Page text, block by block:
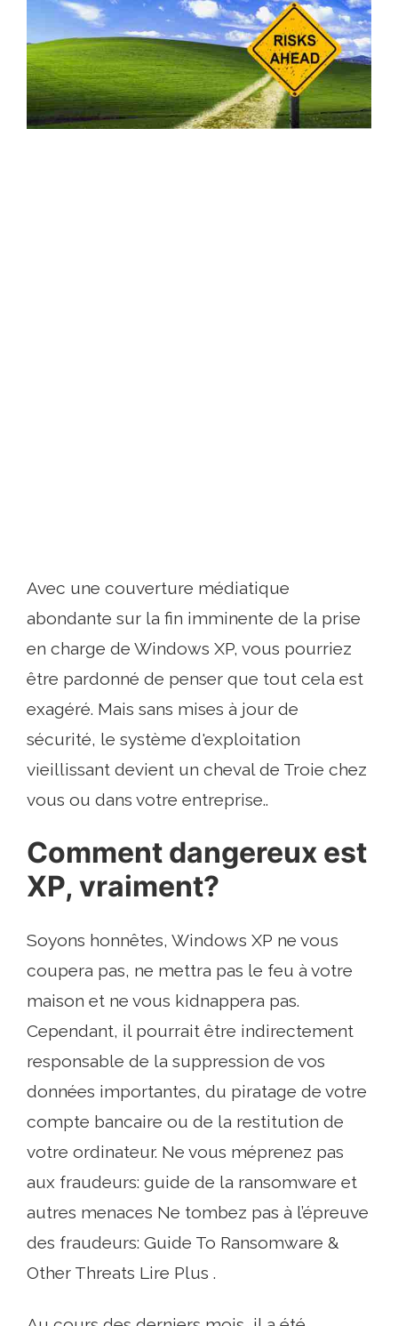
Avec une couverture médiatique
abondante sur la fin imminente de la prise
en charge de Windows XP, vous pourriez
être pardonné de penser que tout cela est
exagéré. Mais sans mises à jour de
sécurité, le système d'exploitation
vieillissant devient un cheval de Troie chez
vous ou dans votre entreprise..
Comment dangereux est
XP, vraiment?
Soyons honnêtes, Windows XP ne vous
coupera pas, ne mettra pas le feu à votre
maison et ne vous kidnappera pas.
Cependant, il pourrait être indirectement
responsable de la suppression de vos
données importantes, du piratage de votre
compte bancaire ou de la restitution de
votre ordinateur. Ne vous méprenez pas
aux fraudeurs: guide de la ransomware et
autres menaces Ne tombez pas à l’épreuve
des fraudeurs: Guide To Ransomware &
Other Threats Lire Plus .